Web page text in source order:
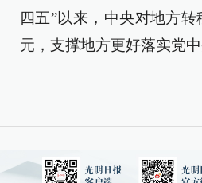
四五”以来，中央对地方
元，支撑地方更好落实党中